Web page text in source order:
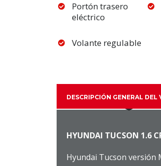
Portón trasero
eléctrico
Volante regulable
DESCRIPCIÓN GENERAL DEL
HYUNDAI TUCSON 1.6
Hyundai Tucson versión